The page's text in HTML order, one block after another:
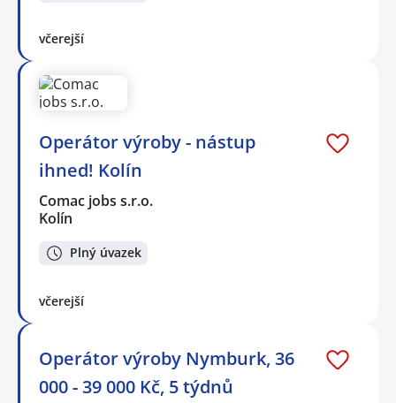
včerejší
Operátor výroby - nástup
ihned! Kolín
Comac jobs s.r.o.
Kolín
Plný úvazek
včerejší
Operátor výroby Nymburk, 36
000 - 39 000 Kč, 5 týdnů